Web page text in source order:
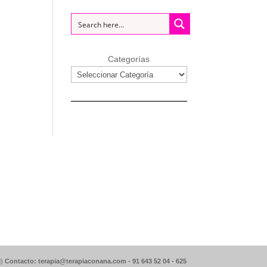
Categorías
Contacto: terapia@terapiaconana.com - 91 643 52 04 - 625